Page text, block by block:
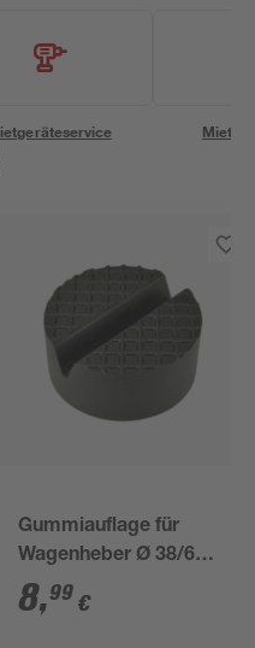
Gummiauflage für
Wagenheber Ø 38/65
mm
8,99 €